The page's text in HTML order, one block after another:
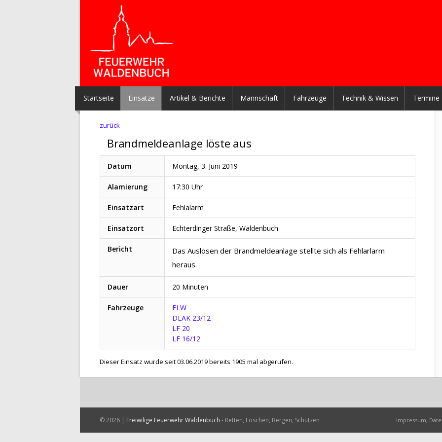
Startseite Einsätze Artikel & Berichte Mannschaft Fahrzeuge Technik & Wissen Termine
zurück
Brandmeldeanlage löste aus
Datum Montag, 3. Juni 2019
Alamierung 17:30 Uhr
Einsatzart Fehlalarm
Einsatzort Echterdinger Straße, Waldenbuch
Bericht
Das Auslösen der Brandmeldeanlage stellte sich als Fehlarlarm
heraus.
Dauer 20 Minuten
Fahrzeuge
ELW
DLAK 23/12
LF 20
LF 16/12
Dieser Einsatz wurde seit 03.06.2019 bereits 1905 mal abgerufen.
© 2026 | Freiwilige Feuerwehr Waldenbuch - Retten, Löschen, Bergen, Schützen Impressum,